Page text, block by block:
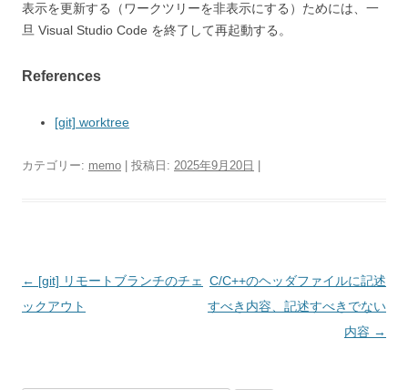
表示を更新する（ワークツリーを非表示にする）ためには、一
旦 Visual Studio Code を終了して再起動する。
References
[git] worktree
カテゴリー: memo | 投稿日: 2025年9月20日
投
稿
← [git] リモートブランチのチェ
ックアウト
C/C++のヘッダファイルに記述
すべき内容、記述すべきでない
内容 →